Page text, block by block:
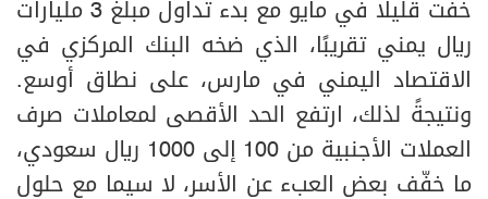
خفت قليلًا في مايو مع بدء تداول مبلغ 3 مليارات
ريال يمني تقريبًا، الذي ضخه البنك المركزي في
الاقتصاد اليمني في مارس، على نطاق أوسع.
ونتيجةً لذلك، ارتفع الحد الأقصى لمعاملات صرف
العملات الأجنبية من 100 إلى 1000 ريال سعودي،
ما خفّف بعض العبء عن الأسر، لا سيما مع حلول